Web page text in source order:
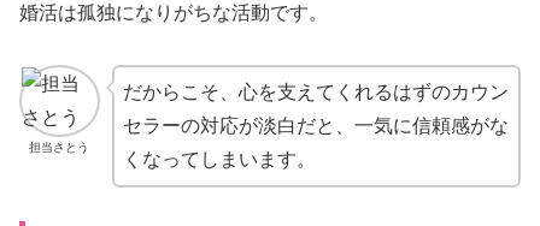
婚活は孤独になりがちな活動です。
担当さとう
だからこそ、心を支えてくれるはずのカウン
セラーの対応が淡白だと、一気に信頼感がな
くなってしまいます。